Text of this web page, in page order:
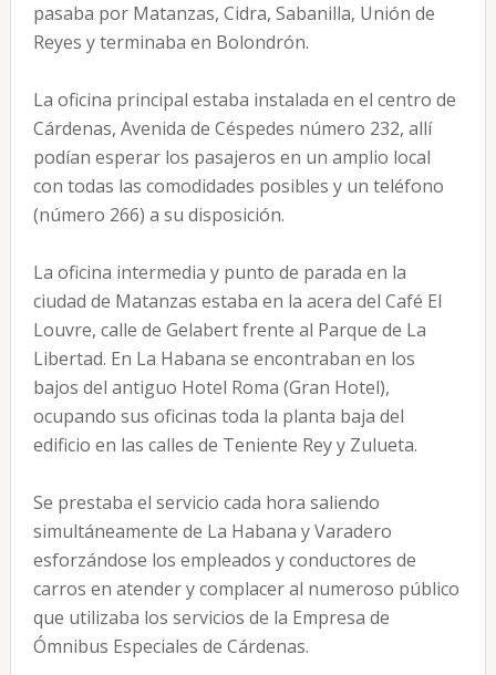
pasaba por Matanzas, Cidra, Sabanilla, Unión de
Reyes y terminaba en Bolondrón.
La oficina principal estaba instalada en el centro de
Cárdenas, Avenida de Céspedes número 232, allí
podían esperar los pasajeros en un amplio local
con todas las comodidades posibles y un teléfono
(número 266) a su disposición.
La oficina intermedia y punto de parada en la
ciudad de Matanzas estaba en la acera del Café El
Louvre, calle de Gelabert frente al Parque de La
Libertad. En La Habana se encontraban en los
bajos del antiguo Hotel Roma (Gran Hotel),
ocupando sus oficinas toda la planta baja del
edificio en las calles de Teniente Rey y Zulueta.
Se prestaba el servicio cada hora saliendo
simultáneamente de La Habana y Varadero
esforzándose los empleados y conductores de
carros en atender y complacer al numeroso público
que utilizaba los servicios de la Empresa de
Ómnibus Especiales de Cárdenas.